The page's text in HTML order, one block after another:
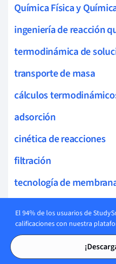
Tarjetas
Tarjetas
Química Física y
ingeniería de reacción
termodinámica de
transporte de masa
cálculos
adsorción
cinética de reacciones
filtración
tecnología de
centrifugación
destilación azeotrópica
El 94% de los usuarios de
calificaciones con nuestra